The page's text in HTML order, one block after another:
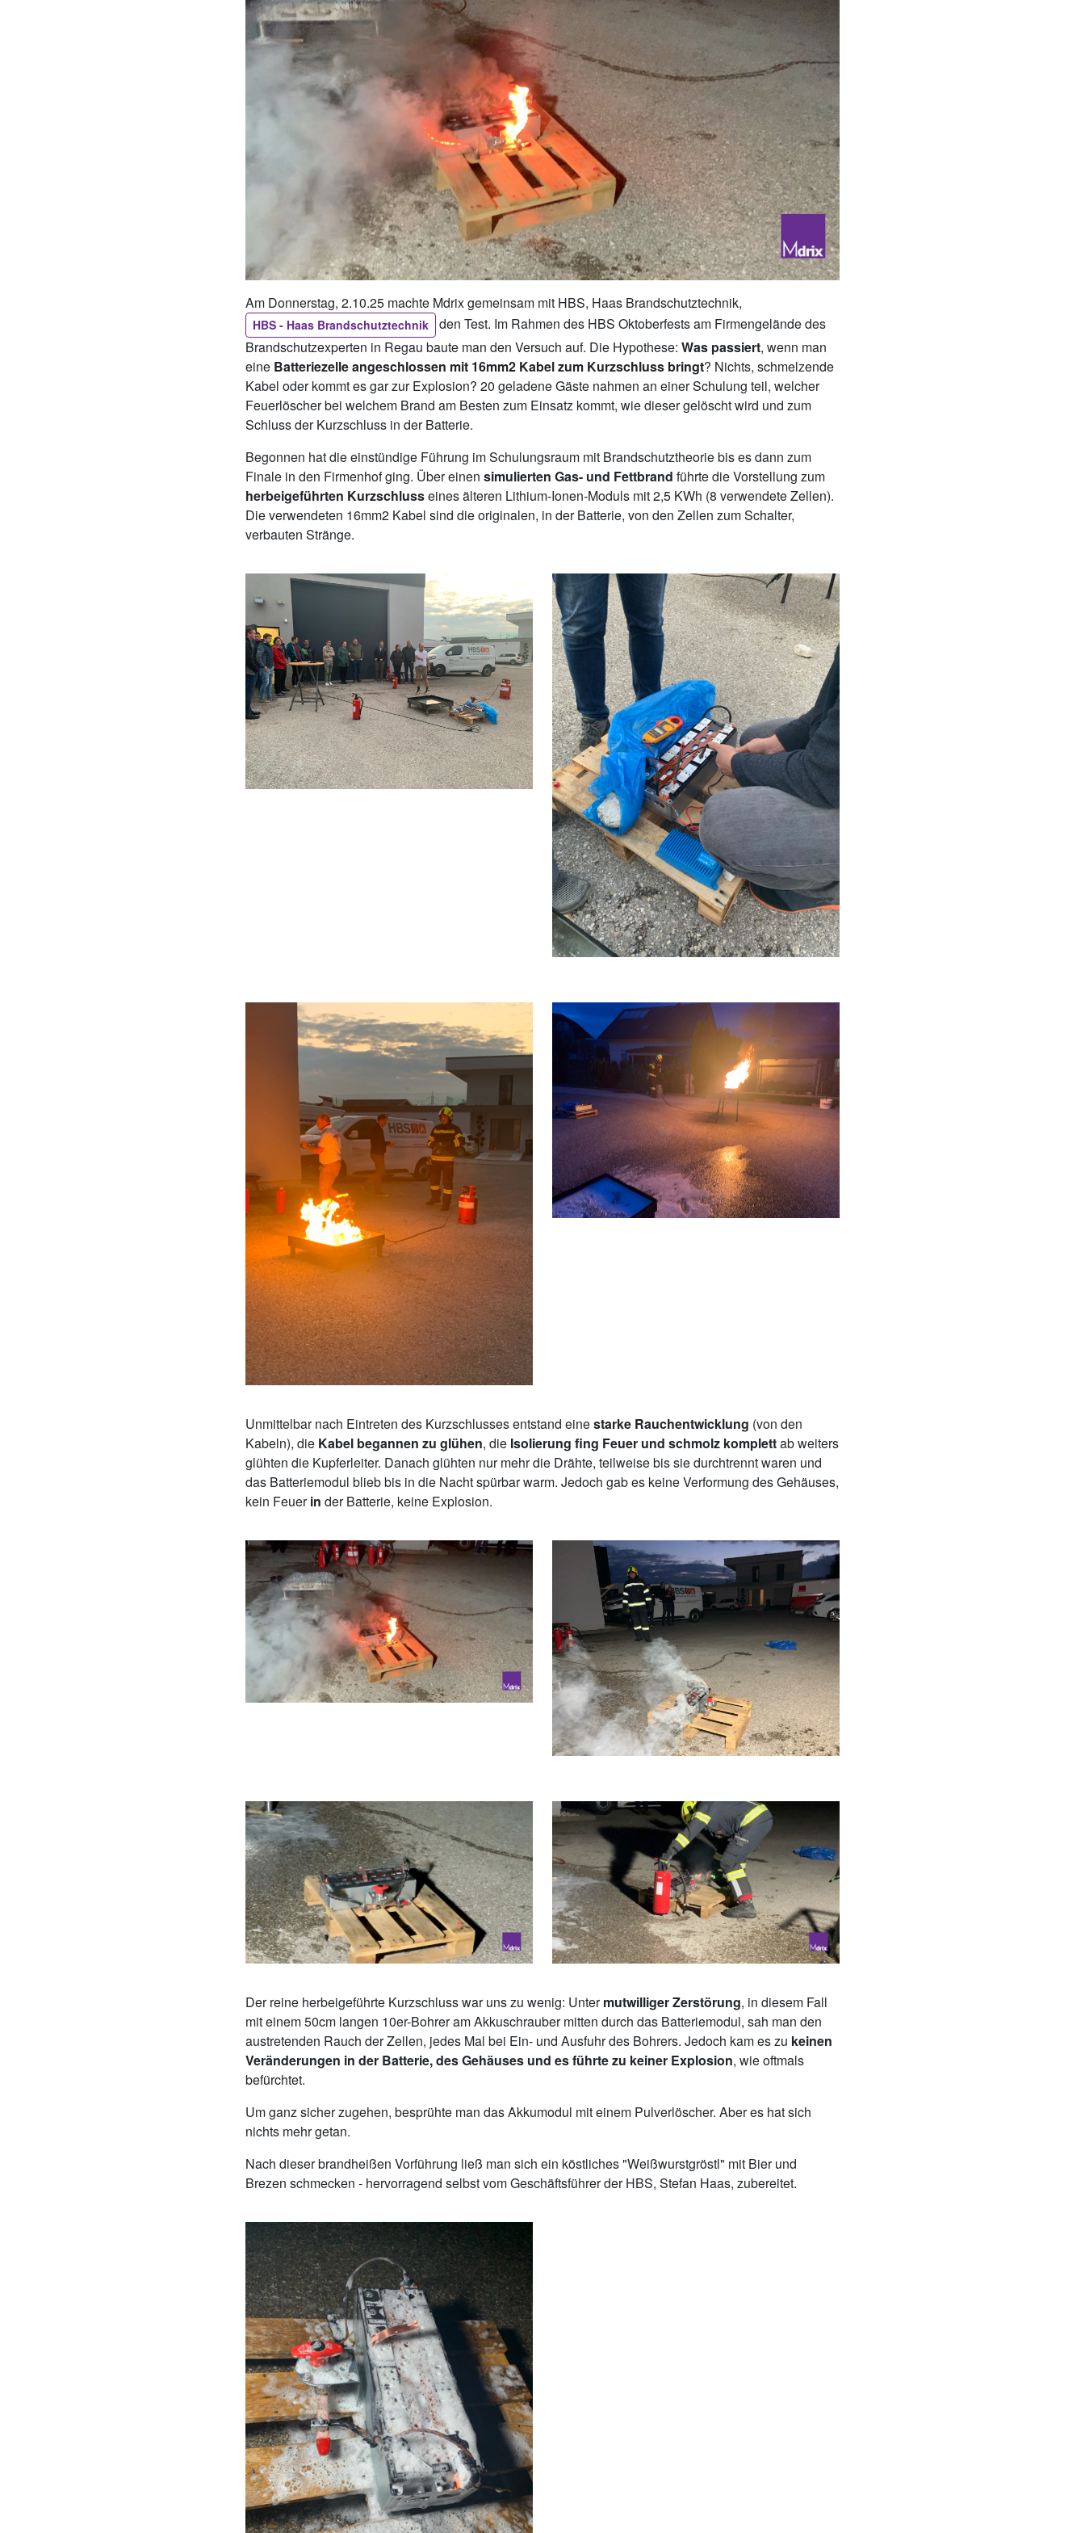
Am Donnerstag, 2.10.25 machte Mdrix gemeinsam mit HBS, Haas Brandschutztechnik,
HBS - Haas Brandschutztechnik
den Test. Im Rahmen des HBS Oktoberfests am Firmengelände des
Brandschutzexperten in Regau baute man den Versuch auf. Die Hypothese: Was passiert, wenn man
eine Batteriezelle angeschlossen mit 16mm2 Kabel zum Kurzschluss bringt? Nichts, schmelzende
Kabel oder kommt es gar zur Explosion? 20 geladene Gäste nahmen an einer Schulung teil, welcher
Feuerlöscher bei welchem Brand am Besten zum Einsatz kommt, wie dieser gelöscht wird und zum
Schluss der Kurzschluss in der Batterie.
Begonnen hat die einstündige Führung im Schulungsraum mit Brandschutztheorie bis es dann zum
Finale in den Firmenhof ging. Über einen simulierten Gas- und Fettbrand führte die Vorstellung zum
herbeigeführten Kurzschlusseines älteren Lithium-Ionen-Moduls mit 2,5 KWh (8 verwendete Zellen).
Die verwendeten 16mm2 Kabel sind die originalen, in der Batterie, von den Zellen zum Schalter,
verbauten Stränge.
Unmittelbar nach Eintreten des Kurzschlusses entstand einestarke Rauchentwicklung (von den
Kabeln), die Kabel begannen zu glühen, die Isolierung fing Feuer und schmolz komplettab weiters
glühten die Kupferleiter. Danach glühten nur mehr die Drähte, teilweise bis sie durchtrennt waren und
das Batteriemodul blieb bis in die Nacht spürbar warm. Jedoch gab es keine Verformung des Gehäuses,
kein Feuerin der Batterie, keine Explosion.
Der reine herbeigeführte Kurzschluss war uns zu wenig: Untermutwilliger Zerstörung, in diesem Fall
mit einem 50cm langen 10er-Bohrer am Akkuschrauber mitten durch das Batteriemodul, sah man den
austretenden Rauch der Zellen, jedes Mal bei Ein- und Ausfuhr des Bohrers. Jedoch kam es zu keinen
Veränderungen in der Batterie, des Gehäuses und es führte zu keiner Explosion, wie oftmals
befürchtet.
Um ganz sicher zugehen, besprühte man das Akkumodul mit einem Pulverlöscher. Aber es hat sich
nichts mehr getan.
Nach dieser brandheißen Vorführung ließ man sich ein köstliches "Weißwurstgröstl" mit Bier und
Brezen schmecken - hervorragend selbst vom Geschäftsführer der HBS, Stefan Haas, zubereitet.